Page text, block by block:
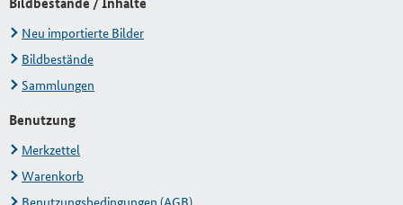
Neu importierte Bilder
Bildbestände
Sammlungen
Benutzung
Merkzettel
Warenkorb